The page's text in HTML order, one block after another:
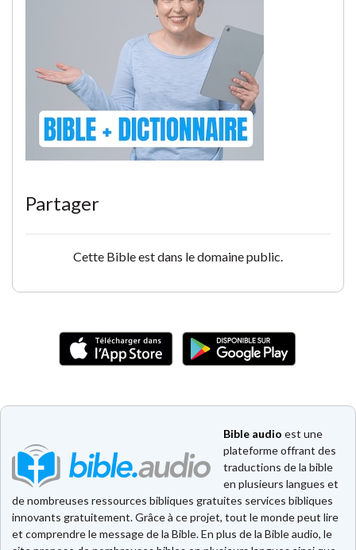
Partager
Cette Bible est dans le domaine public.
Bible audio est une
plateforme offrant des
traductions de la bible
en plusieurs langues et
de nombreuses ressources bibliques gratuites services bibliques
innovants gratuitement. Grâce à ce projet, tout le monde peut lire
et comprendre le message de la Bible. En plus de la Bible audio, le